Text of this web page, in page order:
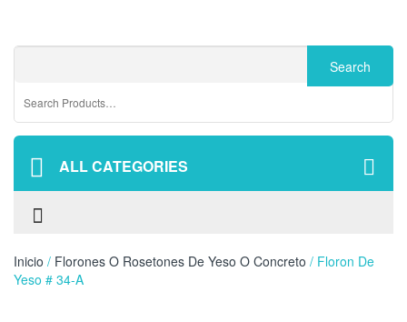
ALL CATEGORIES
Inicio / Florones O Rosetones De Yeso O Concreto / Floron De
Yeso # 34-A